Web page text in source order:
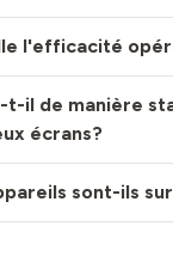
l'efficacité
il de manière
écrans?
sont-ils